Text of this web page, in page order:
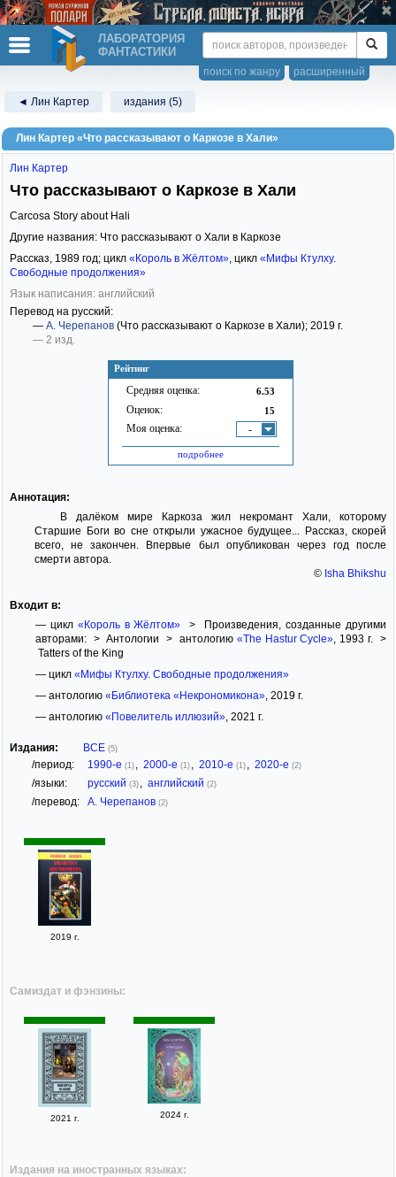
ЛАБОРАТОРИЯ
ФАНТАСТИКИ
расширенный
поиск по жанру
◄ Лин Картер издания (5)
Лин Картер «Что рассказывают о Каркозе в Хали»
Рейтинг
Средняя оценка: 6.53
Оценок: 15
Моя оценка: -
подробнее
Лин Картер
Что рассказывают о Каркозе в Хали
Carcosa Story about Hali
Другие названия: Что рассказывают о Хали в Каркозе
Рассказ, 1989 год; цикл «Король в Жёлтом», цикл «Мифы Ктулху.
Свободные продолжения»
Язык написания: английский
Перевод на русский:
— А. Черепанов (Что рассказывают о Каркозе в Хали); 2019 г.
— 2 изд.
Аннотация:
В далёком мире Каркоза жил некромант Хали, которому
Старшие Боги во сне открыли ужасное будущее... Рассказ, скорей
всего, не закончен. Впервые был опубликован через год после
смерти автора.
© Isha Bhikshu
Входит в:
— цикл «Король в Жёлтом» > Произведения, созданные другими
авторами: > Антологии > антологию «The Hastur Cycle» , 1993 г. >
Tatters of the King
— цикл «Мифы Ктулху. Свободные продолжения»
— антологию «Библиотека «Некрономикона», 2019 г.
— антологию «Повелитель иллюзий», 2021 г.
Издания: ВСЕ (5)
/период: 1990-е (1) 2000-е (1) 2010-е (1) 2020-е (2)
/языки: русский (3) английский (2)
/перевод: А. Черепанов (2)
2019 г.
Самиздат и фэнзины:
2021 г. 2024 г.
Издания на иностранных языках: